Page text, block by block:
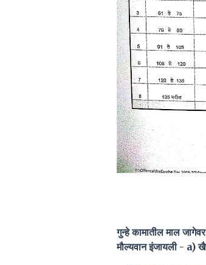
गुन्हे कामातील माल
मौल्यवान इंजायली - a)